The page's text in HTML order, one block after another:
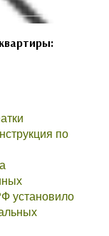
по
установило